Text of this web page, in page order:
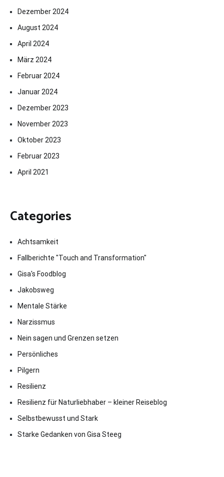
Dezember 2024
August 2024
April 2024
März 2024
Februar 2024
Januar 2024
Dezember 2023
November 2023
Oktober 2023
Februar 2023
April 2021
Categories
Achtsamkeit
Fallberichte "Touch and Transformation"
Gisa's Foodblog
Jakobsweg
Mentale Stärke
Narzissmus
Nein sagen und Grenzen setzen
Persönliches
Pilgern
Resilienz
Resilienz für Naturliebhaber – kleiner Reiseblog
Selbstbewusst und Stark
Starke Gedanken von Gisa Steeg